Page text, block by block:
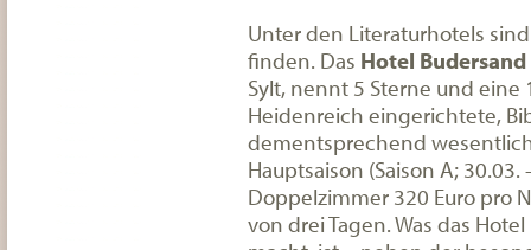
Unter den Literaturhotels
finden. Das Hotel Budersand
Sylt, nennt 5 Sterne und eine
Heidenreich eingerichtete,
dementsprechend
Hauptsaison (Saison A;
Doppelzimmer 320 Euro pro
von drei Tagen. Was das